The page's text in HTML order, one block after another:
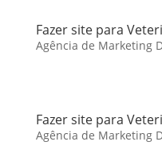
Fazer site para
Agência de Marketing
Fazer site para
Agência de Marketing